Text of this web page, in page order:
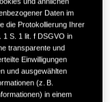
(Gürtel­rose).
Daten im
die Protokollierung Ihrer
1 S. 1 lit. f DSGVO in
transparente und
Einwilligungen
und ausgewählten
(z. B.
in einem